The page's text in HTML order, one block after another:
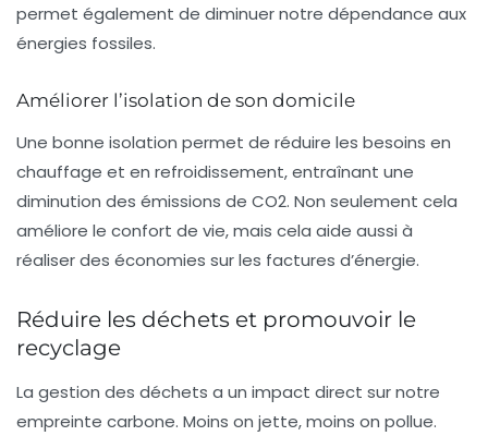
permet également de diminuer notre dépendance aux
énergies fossiles.
Améliorer l’isolation de son domicile
Une bonne isolation permet de réduire les besoins en
chauffage et en refroidissement, entraînant une
diminution des émissions de CO2. Non seulement cela
améliore le confort de vie, mais cela aide aussi à
réaliser des économies sur les factures d’énergie.
Réduire les déchets et promouvoir le
recyclage
La gestion des déchets a un impact direct sur notre
empreinte carbone. Moins on jette, moins on pollue.